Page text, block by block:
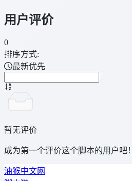
用户评价
0
排序方式:
最新优先
暂无评价
成为第一个评价这个脚本的用户吧！
油猴中文网